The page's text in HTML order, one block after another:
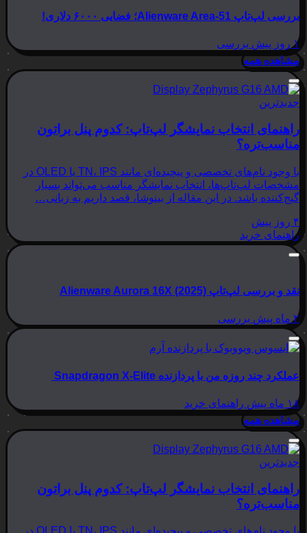
بررسی لپ‌تاپ Alienware Area-51؛ فضایی ۶۰۰۰ دلاری!
۱ روز پیش
بررسی
مشاهده همه
جدیدترین
راهنمای انتخاب نمایشگر لپ‌تاپ: کدوم پنل براتون
مناسب‌تره؟
با وجود نام‌های تخصصی و پیچیده‌ای مانند TN، IPS یا OLED در
مشخصات لپ‌تاپ‌ها، انتخاب نمایشگر مناسب می‌تواند بسیار
گیج‌کننده باشد. در این مقاله از بینوشا، قصد داریم به زبانی…
۴ روز پیش
راهنمای خرید
نقد و بررسی لپ‌تاپ Alienware Aurora 16X (2025)
۲ ماه پیش بررسی
عملکرد چند روزه من با پردازنده Snapdragon X-Elite
۱۸ ماه پیش
راهنمای خرید
مشاهده همه
جدیدترین
راهنمای انتخاب نمایشگر لپ‌تاپ: کدوم پنل براتون
مناسب‌تره؟